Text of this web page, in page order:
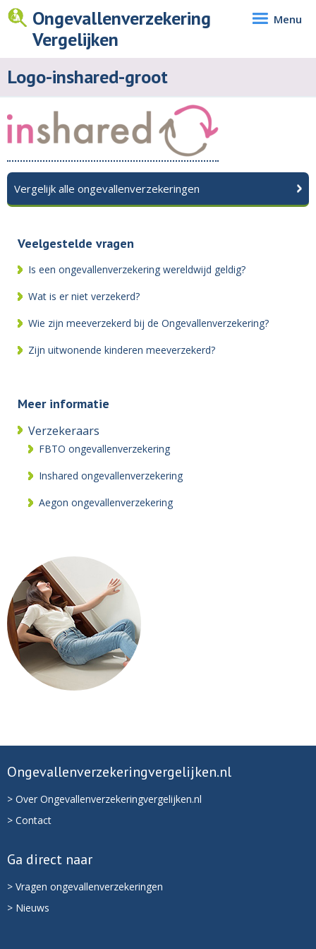
Ongevallenverzekering
Vergelijken
Menu
Logo-inshared-groot
Vergelijk alle ongevallenverzekeringen
Veelgestelde vragen
Is een ongevallenverzekering wereldwijd geldig?
Wat is er niet verzekerd?
Wie zijn meeverzekerd bij de Ongevallenverzekering?
Zijn uitwonende kinderen meeverzekerd?
Meer informatie
Verzekeraars
FBTO ongevallenverzekering
Inshared ongevallenverzekering
Aegon ongevallenverzekering
Ongevallenverzekeringvergelijken.nl
> Over Ongevallenverzekeringvergelijken.nl
> Contact
Ga direct naar
> Vragen ongevallenverzekeringen
> Nieuws